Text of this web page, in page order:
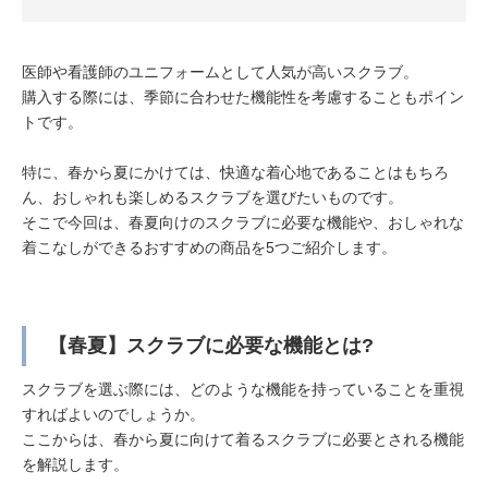
医師や看護師のユニフォームとして人気が高いスクラブ。
購入する際には、季節に合わせた機能性を考慮することもポイン
トです。
特に、春から夏にかけては、快適な着心地であることはもちろ
ん、おしゃれも楽しめるスクラブを選びたいものです。
そこで今回は、春夏向けのスクラブに必要な機能や、おしゃれな
着こなしができるおすすめの商品を5つご紹介します。
【春夏】スクラブに必要な機能とは?
スクラブを選ぶ際には、どのような機能を持っていることを重視
すればよいのでしょうか。
ここからは、春から夏に向けて着るスクラブに必要とされる機能
を解説します。